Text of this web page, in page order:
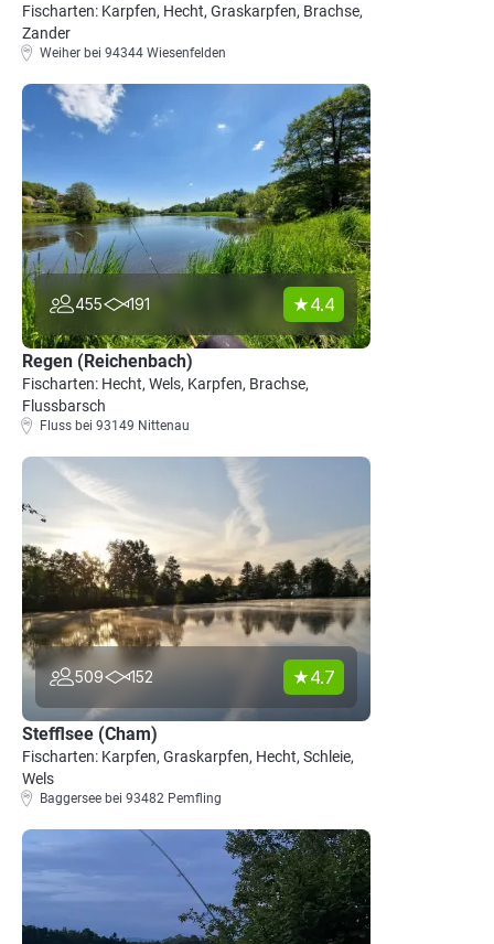
Fischarten: Karpfen, Hecht, Graskarpfen, Brachse,
Zander
Weiher bei 94344 Wiesenfelden
455 191 4.4
Regen (Reichenbach)
Fischarten: Hecht, Wels, Karpfen, Brachse,
Flussbarsch
Fluss bei 93149 Nittenau
509 152 4.7
Stefflsee (Cham)
Fischarten: Karpfen, Graskarpfen, Hecht, Schleie,
Wels
Baggersee bei 93482 Pemfling